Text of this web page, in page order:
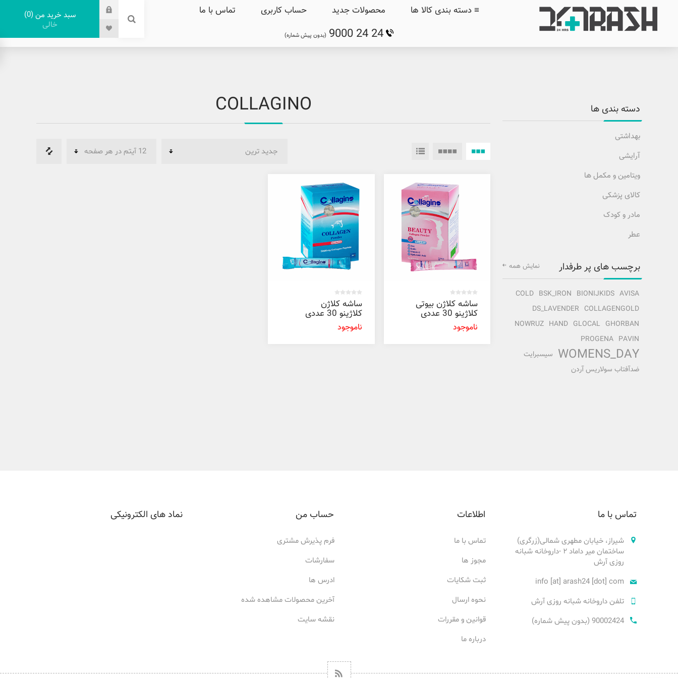
≡ دسته بندی کالا ها محصولات جدید حساب کاربری تماس با ما
9000 24 24 (بدون پیش شماره)
سبد خرید من 0
خالی
COLLAGINO
ساشه کلاژن بیوتی
کلاژینو 30 عددی
ناموجود
ساشه کلاژن
کلاژینو 30 عددی
ناموجود
دسته بندی ها
بهداشتی
آرایشی
ویتامین و مکمل ها
کالای پزشکی
مادر و کودک
عطر
برچسب های پر طرفدار
AVISA
BIONIJKIDS
BSK_IRON
COLD
COLLAGENGOLD
DS_LAVENDER
GHORBAN
GLOCAL
HAND
NOWRUZ
PAVIN
PROGENA
WOMENS_DAY سیسبرایت
ضدآفتاب سولاریس آردن
نمایش همه
تماس با ما
شیراز، خیابان مطهری شمالی(زرگری)
ساختمان میر داماد ۲ -داروخانه شبانه
روزی آرش
info [at] arash24 [dot] com
تلفن داروخانه شبانه روزی آرش
90002424 (بدون پیش شماره)
اطلاعات
تماس با ما
مجوز ها
ثبت شکایات
نحوه ارسال
قوانین و مقررات
درباره ما
حساب من
فرم پذیرش مشتری
سفارشات
ادرس ها
آخرین محصولات مشاهده شده
نقشه سایت
نماد های الکترونیکی